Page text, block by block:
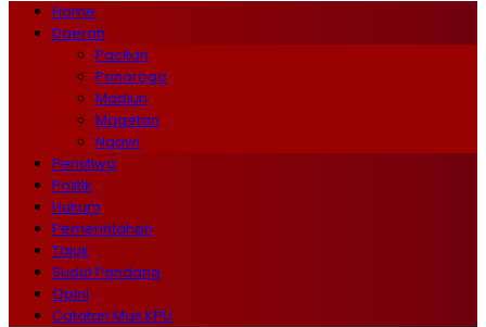
Home
Daerah
Pacitan
Ponorogo
Madiun
Magetan
Ngawi
Peristiwa
Politik
Hukum
Pemerintahan
Tajuk
Sudut Pandang
Opini
Catatan Mas KPU